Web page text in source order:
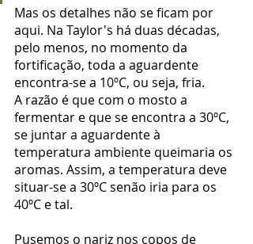
Mas os detalhes não se ficam por
aqui. Na Taylor's há duas décadas,
pelo menos, no momento da
fortificação, toda a aguardente
encontra-se a 10ºC, ou seja, fria.
A razão é que com o mosto a
fermentar e que se encontra a 30ºC,
se juntar a aguardente à
temperatura ambiente queimaria os
aromas. Assim, a temperatura deve
situar-se a 30ºC senão iria para os
40ºC e tal.
Pusemos o nariz nos copos de